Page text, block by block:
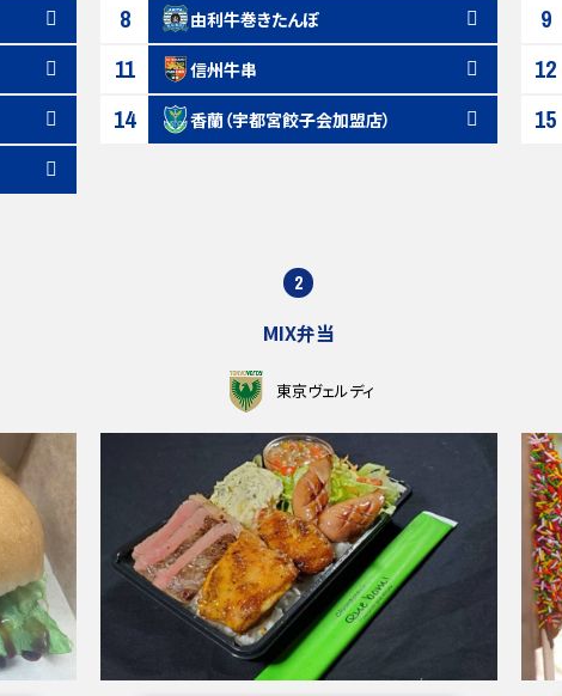
8 由利牛巻きたんぽ 9
11 信州牛串 12
14 香蘭（宇都宮餃子会加盟店） 15
2
MIX弁当
東京ヴェルディ